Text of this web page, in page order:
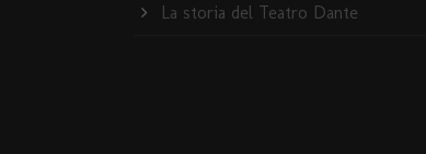
La storia del Teatro Dante